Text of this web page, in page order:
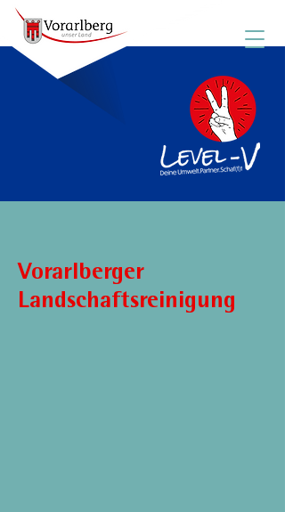
Vorarlberger
Landschaftsreinigung